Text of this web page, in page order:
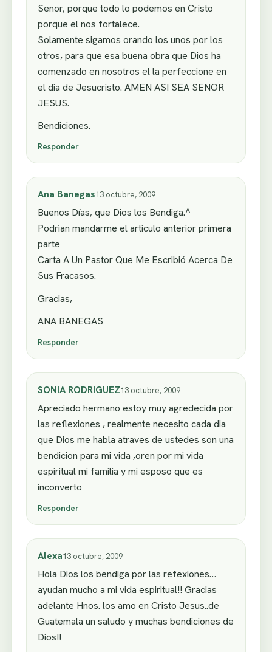
Senor, porque todo lo podemos en Cristo
porque el nos fortalece.
Solamente sigamos orando los unos por los
otros, para que esa buena obra que Dios ha
comenzado en nosotros el la perfeccione en
el dia de Jesucristo. AMEN ASI SEA SENOR
JESUS.
Bendiciones.
Responder
Ana Banegas13 octubre, 2009
Buenos Días, que Dios los Bendiga.^
Podrìan mandarme el articulo anterior primera
parte
Carta A Un Pastor Que Me Escribió Acerca De
Sus Fracasos.
Gracias,
ANA BANEGAS
Responder
SONIA RODRIGUEZ13 octubre, 2009
Apreciado hermano estoy muy agredecida por
las reflexiones , realmente necesito cada dia
que Dios me habla atraves de ustedes son una
bendicion para mi vida ,oren por mi vida
espiritual mi familia y mi esposo que es
inconverto
Responder
Alexa13 octubre, 2009
Hola Dios los bendiga por las refexiones…
ayudan mucho a mi vida espiritual!! Gracias
adelante Hnos. los amo en Cristo Jesus..de
Guatemala un saludo y muchas bendiciones de
Dios!!